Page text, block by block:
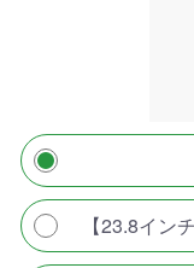
【23.8イン